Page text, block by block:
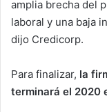
amplia brecha del
laboral y una baja
dijo Credicorp.
Para finalizar, la
terminará el 2020